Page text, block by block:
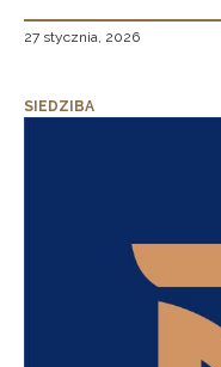
27 stycznia, 2026
SIEDZIBA